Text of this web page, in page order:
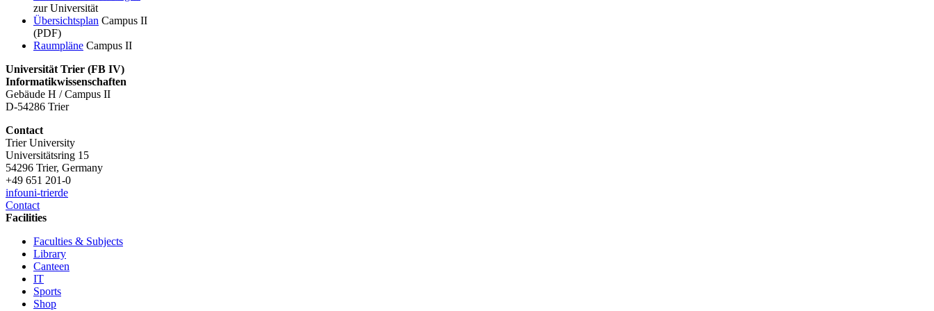
zur Universität
Übersichtsplan Campus II
(PDF)
Raumpläne Campus II
Universität Trier (FB IV)
Informatikwissenschaften
Gebäude H / Campus II
D-54286 Trier
Contact
Trier University
Universitätsring 15
54296 Trier, Germany
+49 651 201-0
infouni-trierde
Contact
Facilities
Faculties & Subjects
Library
Canteen
IT
Sports
Shop